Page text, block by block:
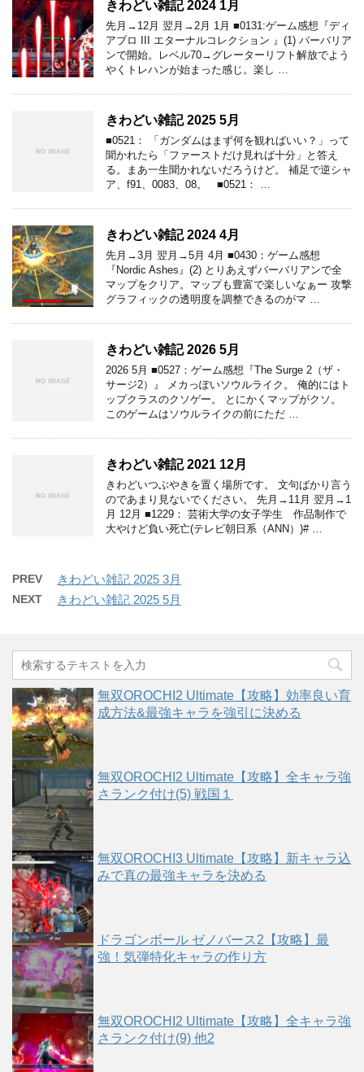
きわどい雑記 2024 1月
先月→12月 翌月→2月 1月 ■0131:ゲーム感想『ディ
アブロ III エターナルコレクション 』(1) バーバリア
ンで開始。レベル70→グレーターリフト解放でよう
やくトレハンが始まった感じ。楽し …
きわどい雑記 2025 5月
■0521： 「ガンダムはまず何を観ればいい？」って
聞かれたら「ファーストだけ見れば十分」と答え
る。まあ一生聞かれないだろうけど。 補足で逆シャ
ア、f91、0083、08。 ■0521： …
きわどい雑記 2024 4月
先月→3月 翌月→5月 4月 ■0430：ゲーム感想
『Nordic Ashes』(2) とりあえずバーバリアンで全
マップをクリア。マップも豊富で楽しいなぁー 攻撃
グラフィックの透明度を調整できるのがマ …
きわどい雑記 2026 5月
2026 5月 ■0527：ゲーム感想『The Surge 2（ザ・
サージ2）』 メカっぽいソウルライク。 俺的にはト
ップクラスのクソゲー。 とにかくマップがクソ。
このゲームはソウルライクの前にただ …
きわどい雑記 2021 12月
きわどいつぶやきを置く場所です。 文句ばかり言う
のであまり見ないでください。 先月→11月 翌月→1
月 12月 ■1229： 芸術大学の女子学生 作品制作で
大やけど負い死亡(テレビ朝日系（ANN）)# …
PREV きわどい雑記 2025 3月
NEXT きわどい雑記 2025 5月
無双OROCHI2 Ultimate【攻略】効率良い育
成方法&最強キャラを強引に決める
無双OROCHI2 Ultimate【攻略】全キャラ強
さランク付け(5) 戦国１
無双OROCHI3 Ultimate【攻略】新キャラ込
みで真の最強キャラを決める
ドラゴンボール ゼノバース2【攻略】最
強！気弾特化キャラの作り方
無双OROCHI2 Ultimate【攻略】全キャラ強
さランク付け(9) 他2